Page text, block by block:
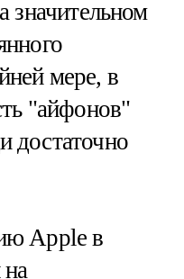
значительном
мере, в
"айфонов"
достаточно
Apple в